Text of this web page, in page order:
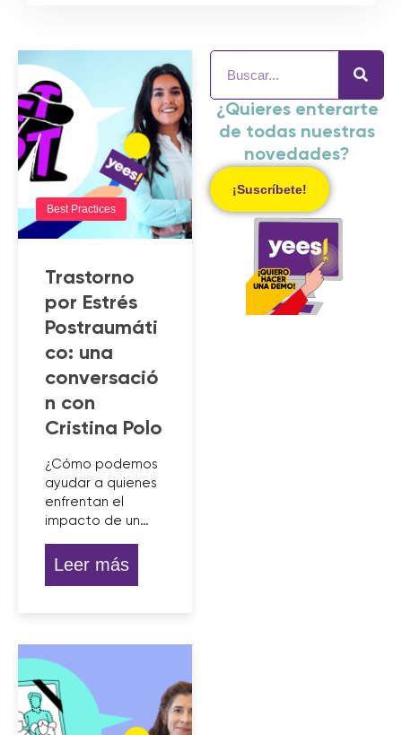
Best Practices
Trastorno
por Estrés
Postraumáti
co: una
conversació
n con
Cristina Polo
¿Cómo podemos
ayudar a quienes
enfrentan el
impacto de un…
Leer más
¿Quieres enterarte
de todas nuestras
novedades?
¡Suscríbete!